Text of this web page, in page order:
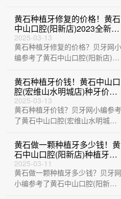
湖北平头···
黄石种植牙修复的价格！黄石
中山口腔(阳新店)2023全新种
牙价目表，瑞士iti：6004元
起/颗！
2025-03-13
黄石种植牙修复的价格？贝牙网小
编参考了黄石中山口腔(阳新店)、
石精诚···
黄石种植牙价钱！黄石中山口
腔(宏维山水明城店)种牙价格
表送上，瑞典诺贝尔Active种
植牙：13517元起/颗！
2025-03-13
黄石种植牙价钱？贝牙网小编参考
了黄石中山口腔(宏维山水明城
店)、黄石中···
黄石做一颗种植牙多少钱！黄
石中山口腔(阳新店)种植牙收
费表公布，国产中国安联种植
牙价格：2725元起/颗！
2025-03-11
黄石做一颗种植牙多少钱？贝牙网
小编参考了黄石中山口腔(阳新